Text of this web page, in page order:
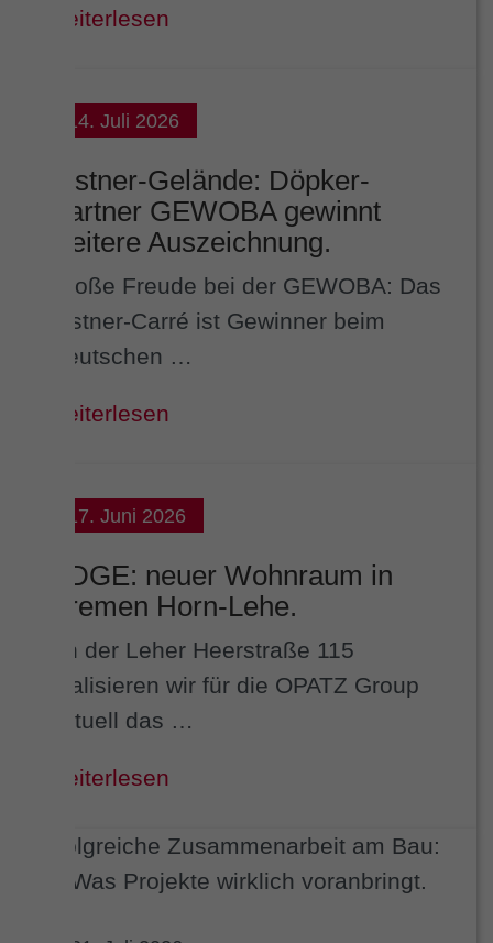
weiterlesen
14. Juli 2026
Kistner-Gelände: Döpker-
Partner GEWOBA gewinnt
weitere Auszeichnung.
Große Freude bei der GEWOBA: Das
Kistner-Carré ist Gewinner beim
Deutschen …
weiterlesen
17. Juni 2026
EDGE: neuer Wohnraum in
Bremen Horn-Lehe.
An der Leher Heerstraße 115
realisieren wir für die OPATZ Group
aktuell das …
weiterlesen